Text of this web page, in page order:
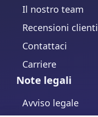
Il nostro team
Recensioni clienti
Contattaci
Carriere
Note legali
Avviso legale